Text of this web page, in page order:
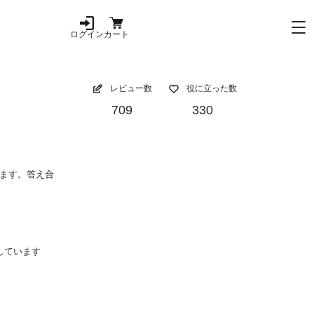
ログインカート
す。答え合
ています
レビュー数
709
役に立った数
330